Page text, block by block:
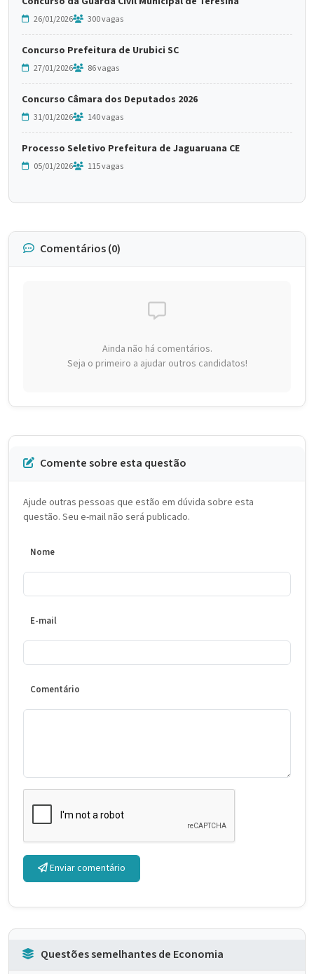
26/01/2026 300 vagas
Concurso Prefeitura de Urubici SC
27/01/2026 86 vagas
Concurso Câmara dos Deputados 2026
31/01/2026 140 vagas
Processo Seletivo Prefeitura de Jaguaruana CE
05/01/2026 115 vagas
Comentários (0)
Ainda não há comentários.
Seja o primeiro a ajudar outros candidatos!
Comente sobre esta questão
Ajude outras pessoas que estão em dúvida sobre esta
questão. Seu e-mail não será publicado.
Nome
E-mail
Comentário
Enviar comentário
Questões semelhantes de Economia